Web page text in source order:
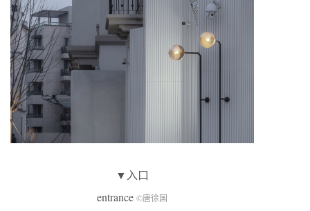
▼入口
entrance ©唐徐国